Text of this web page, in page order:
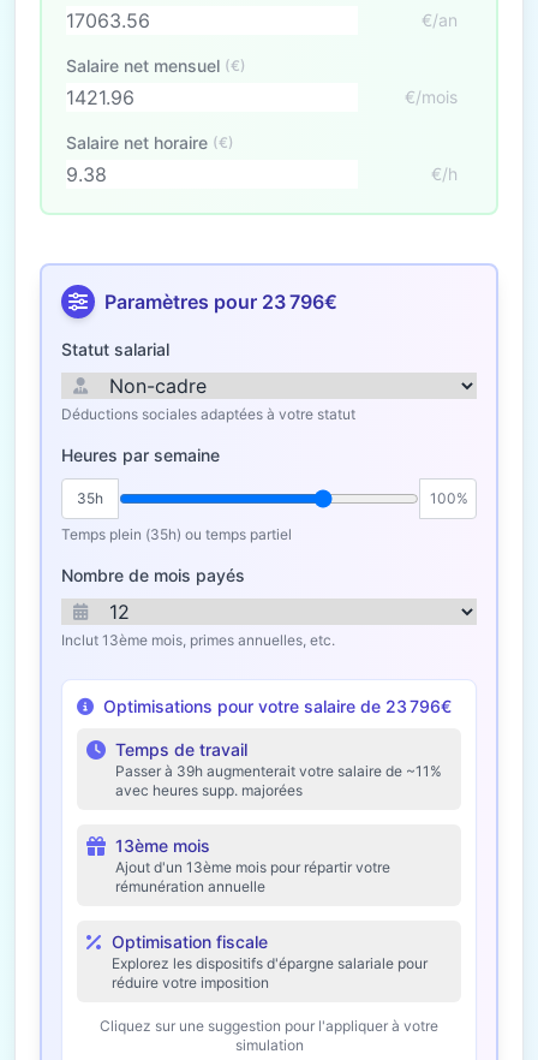
€/an
Salaire net mensuel (€)
€/mois
Salaire net horaire (€)
€/h
Paramètres pour 23 796€
Statut salarial
Déductions sociales adaptées à votre statut
Heures par semaine
35h
100%
Temps plein (35h) ou temps partiel
Nombre de mois payés
Inclut 13ème mois, primes annuelles, etc.
Optimisations pour votre salaire de 23 796€
Temps de travail
Passer à 39h augmenterait votre salaire de ~11%
avec heures supp. majorées
13ème mois
Ajout d'un 13ème mois pour répartir votre
rémunération annuelle
Optimisation fiscale
Explorez les dispositifs d'épargne salariale pour
réduire votre imposition
Cliquez sur une suggestion pour l'appliquer à votre
simulation